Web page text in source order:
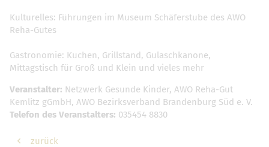
Kulturelles: Führungen im Museum Schäferstube des AWO
Reha-Gutes
Gastronomie: Kuchen, Grillstand, Gulaschkanone,
Mittagstisch für Groß und Klein und vieles mehr
Veranstalter: Netzwerk Gesunde Kinder, AWO Reha-Gut
Kemlitz gGmbH, AWO Bezirksverband Brandenburg Süd e. V.
Telefon des Veranstalters: 035454 8830
zurück